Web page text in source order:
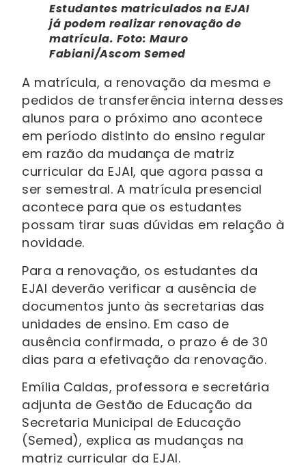
Estudantes matriculados na EJAI
já podem realizar renovação de
matrícula. Foto: Mauro
Fabiani/Ascom Semed
A matrícula, a renovação da mesma e
pedidos de transferência interna desses
alunos para o próximo ano acontece
em período distinto do ensino regular
em razão da mudança de matriz
curricular da EJAI, que agora passa a
ser semestral. A matrícula presencial
acontece para que os estudantes
possam tirar suas dúvidas em relação à
novidade.
Para a renovação, os estudantes da
EJAI deverão verificar a ausência de
documentos junto às secretarias das
unidades de ensino. Em caso de
ausência confirmada, o prazo é de 30
dias para a efetivação da renovação.
Emília Caldas, professora e secretária
adjunta de Gestão de Educação da
Secretaria Municipal de Educação
(Semed), explica as mudanças na
matriz curricular da EJAI.